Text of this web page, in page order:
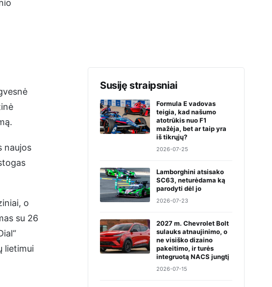
naujos
o
su 26
lietimui
Susiję straipsniai
Formula E vadovas
teigia, kad našumo
atotrūkis nuo F1
mažėja, bet ar taip yra
iš tikrųjų?
2026-07-25
Lamborghini atsisako
SC63, neturėdama ką
parodyti dėl jo
2026-07-23
2027 m. Chevrolet Bolt
sulauks atnaujinimo, o
ne visiško dizaino
pakeitimo, ir turės
integruotą NACS jungtį
2026-07-15